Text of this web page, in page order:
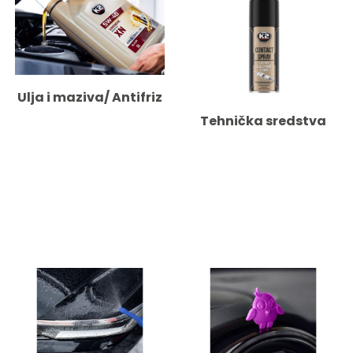
Ulja i maziva/ Antifriz
Tehnička sredstva